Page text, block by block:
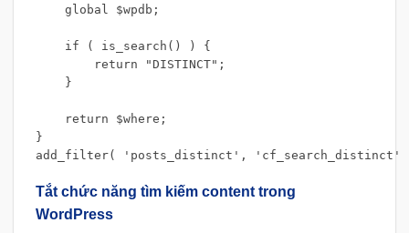
    global $wpdb;
    if ( is_search() ) {
        return "DISTINCT";
    }
    return $where;
}
add_filter( 'posts_distinct', 'cf_search_distinct'
Tắt chức năng tìm kiếm content trong
WordPress